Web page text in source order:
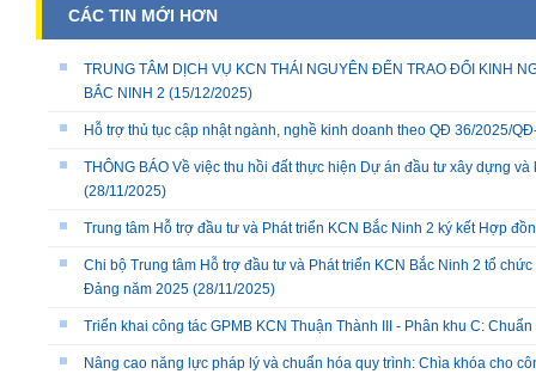
CÁC TIN MỚI HƠN
TRUNG TÂM DỊCH VỤ KCN THÁI NGUYÊN ĐẾN TRAO ĐỔI KINH
BẮC NINH 2 (15/12/2025)
Hỗ trợ thủ tục cập nhật ngành, nghề kinh doanh theo QĐ 36/2025/
THÔNG BÁO Về việc thu hồi đất thực hiện Dự án đầu tư xây dựng
(28/11/2025)
Trung tâm Hỗ trợ đầu tư và Phát triển KCN Bắc Ninh 2 ký kết Hợp
Chi bộ Trung tâm Hỗ trợ đầu tư và Phát triển KCN Bắc Ninh 2 tổ
Đảng năm 2025 (28/11/2025)
Triển khai công tác GPMB KCN Thuận Thành III - Phân khu C:
Nâng cao năng lực pháp lý và chuẩn hóa quy trình: Chìa khóa cho